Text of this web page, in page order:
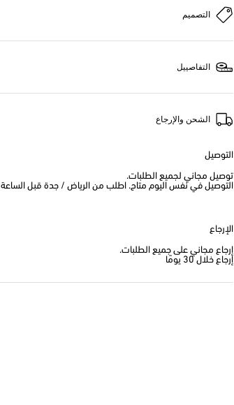
التصميم
التفاصييل
الشحن والإرجاع
التوصيل
توصيل مجاني لجميع الطلبات.
التوصيل في نفس اليوم متاح. اطلب من الرياض / جدة قبل الساعة 1 ظهراً
الإرجاع
إرجاع مجاني على جميع الطلبات.
إرجاع خلال 30 يومًا